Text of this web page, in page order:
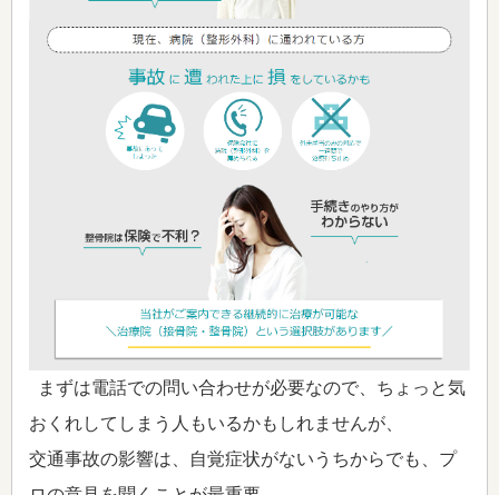
まずは電話での問い合わせが必要なので、ちょっと気
おくれしてしまう人もいるかもしれませんが、
交通事故の影響は、自覚症状がないうちからでも、プ